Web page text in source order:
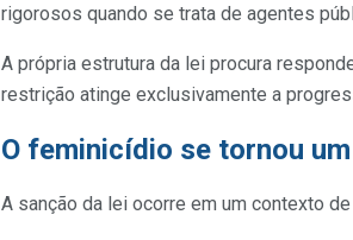
rigorosos quando se trata de agentes
A própria estrutura da lei procura
restrição atinge exclusivamente a
O feminicídio se tornou
A sanção da lei ocorre em um contexto